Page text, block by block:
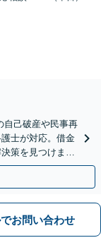
自己破産や民事再
士が対応。借金
策を見つけまし
お問い合わせ